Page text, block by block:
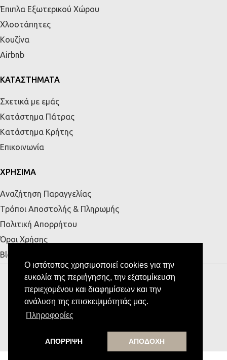
Ο ιστότοπος χρησιμοποιεί cookies για την
ευκολία της περιήγησης, την εξατομίκευση
περιεχομένου και διαφημίσεων και την
ανάλυση της επισκεψιμότητάς μας.
Πληροφορίες
ΑΠΟΡΡΙΨΗ ΑΠΟΔΟΧΗ
Έπιπλα Εξωτερικού Χώρου
Χλοοτάπητες
Κουζίνα
Airbnb
ΚΑΤΑΣΤΗΜΑΤΑ
Σχετικά με εμάς
Κατάστημα Πάτρας
Κατάστημα Κρήτης
Επικοινωνία
ΧΡΗΣΙΜΑ
Αναζήτηση Παραγγελίας
Τρόποι Αποστολής & Πληρωμής
Πολιτική Απορρήτου
Όροι Χρήσης
Blog
MESSE HOME Υποστήριξη από την